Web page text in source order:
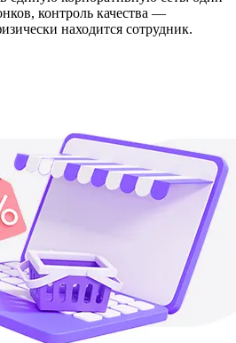
контроль качества —
находится сотрудник.